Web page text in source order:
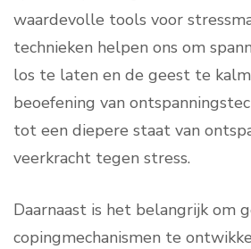
waardevolle tools voor
technieken helpen ons om
los te laten en de geest te
beoefening van
tot een diepere staat van
veerkracht tegen stress.
Daarnaast is het belangrijk om
copingmechanismen te